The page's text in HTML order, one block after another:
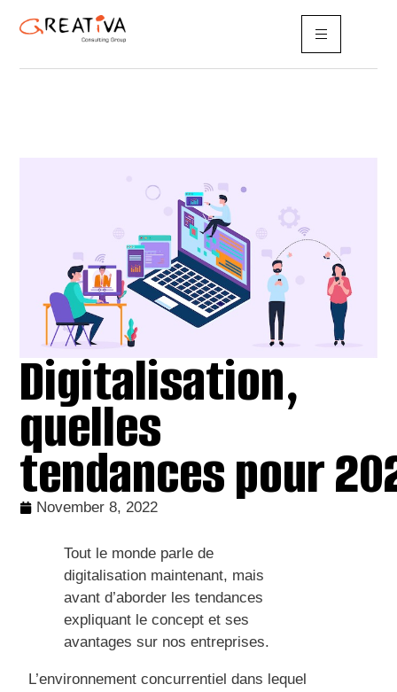
Digitalisation,
quelles
tendances pour
November 8, 2022
Tout le monde parle de
digitalisation maintenant, mais
avant d’aborder les tendances
expliquant le concept et ses
avantages sur nos entreprises.
L’environnement concurrentiel dans lequel